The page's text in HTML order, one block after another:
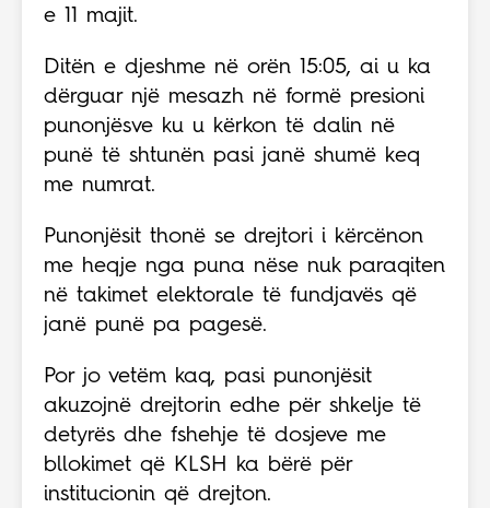
e 11 majit.
Ditën e djeshme në orën 15:05, ai u ka
dërguar një mesazh në formë presioni
punonjësve ku u kërkon të dalin në
punë të shtunën pasi janë shumë keq
me numrat.
Punonjësit thonë se drejtori i kërcënon
me heqje nga puna nëse nuk paraqiten
në takimet elektorale të fundjavës që
janë punë pa pagesë.
Por jo vetëm kaq, pasi punonjësit
akuzojnë drejtorin edhe për shkelje të
detyrës dhe fshehje të dosjeve me
bllokimet që KLSH ka bërë për
institucionin që drejton.